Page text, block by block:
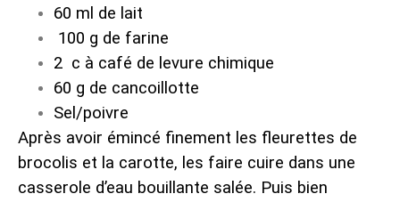
60 ml de lait
100 g de farine
2 c à café de levure chimique
60 g de cancoillotte
Sel/poivre
Après avoir émincé finement les fleurettes de
brocolis et la carotte, les faire cuire dans une
casserole d’eau bouillante salée. Puis bien